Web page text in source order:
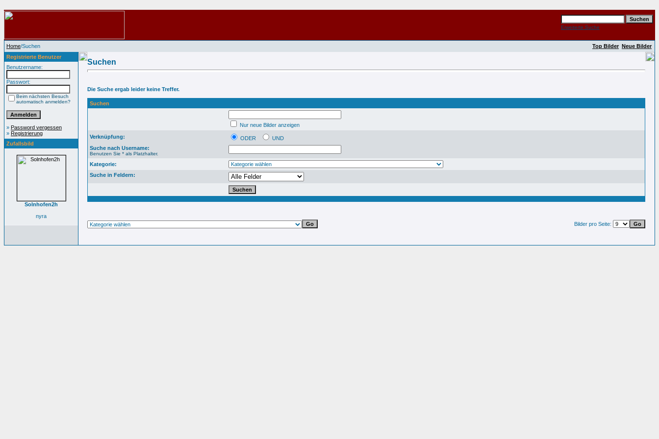
Erweiterte Suche
Home/Suchen Top Bilder Neue Bilder
Registrierte Benutzer
Benutzername:
Passwort:
Beim nächsten Besuch
automatisch anmelden?
» Password vergessen
» Registrierung
Zufallsbild
Solnhofen2h
nyra
Suchen
Die Suche ergab leider keine Treffer.
Suchen
Nur neue Bilder anzeigen
Verknüpfung:
ODER
UND
Suche nach Username:
Benutzen Sie * als Platzhalter.
Kategorie:
Suche in Feldern:
Bilder pro Seite: